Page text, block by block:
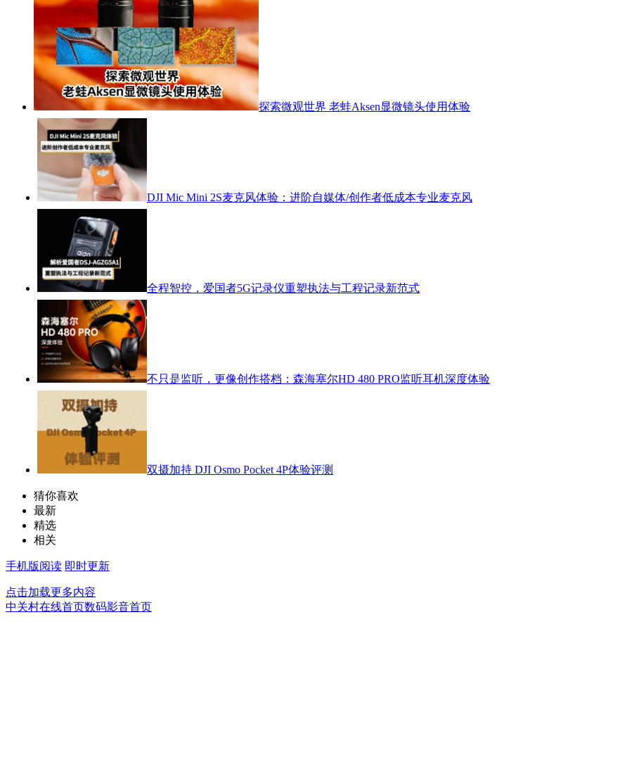
探索微观世界 老蛙Aksen显微镜头使用体验
DJI Mic Mini 2S麦克风体验：进阶自媒体/创作者低成本专业麦克风
全程智控，爱国者5G记录仪重塑执法与工程记录新范式
不只是监听，更像创作搭档：森海塞尔HD 480 PRO监听耳机深度体验
双摄加持 DJI Osmo Pocket 4P体验评测
猜你喜欢
最新
精选
相关
手机版阅读 即时更新
点击加载更多内容
中关村在线首页数码影音首页